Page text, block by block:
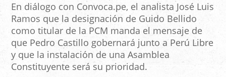
En diálogo con Convoca.pe, el analista José Luis
Ramos que la designación de Guido Bellido
como titular de la PCM manda el mensaje de
que Pedro Castillo gobernará junto a Perú Libre
y que la instalación de una Asamblea
Constituyente será su prioridad.